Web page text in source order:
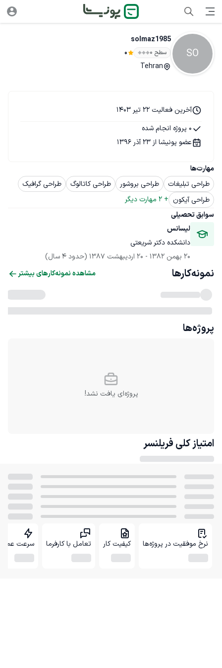
SO
solmaz1985
سطح ۰ 0
Tehran
مهارت‌ها
طراحی تبلیغات
طراحی بروشور طراحی کاتالوگ
طراحی گرافیک
طراحی آیکون +
2 مهارت دیگر
سوابق تحصیلی
لیسانس
دانشکده دکتر شریعتی
20 بهمن 1382
- 20 اردیبهشت 1387 (حدود 4 سال)
آخرین فعالیت 22 تیر 1403
0 پروژه انجام شده
عضو پونیشا از 23 آذر 1396
نمونه‌کارها مشاهده نمونه‌کارهای بیشتر
پروژه‌ها
پروژه‌ای یافت نشد!
امتیاز کلی فریلنسر
نرخ موفقیت در پروژه‌ها کیفیت کار تعامل با کارفرما سرعت عمل